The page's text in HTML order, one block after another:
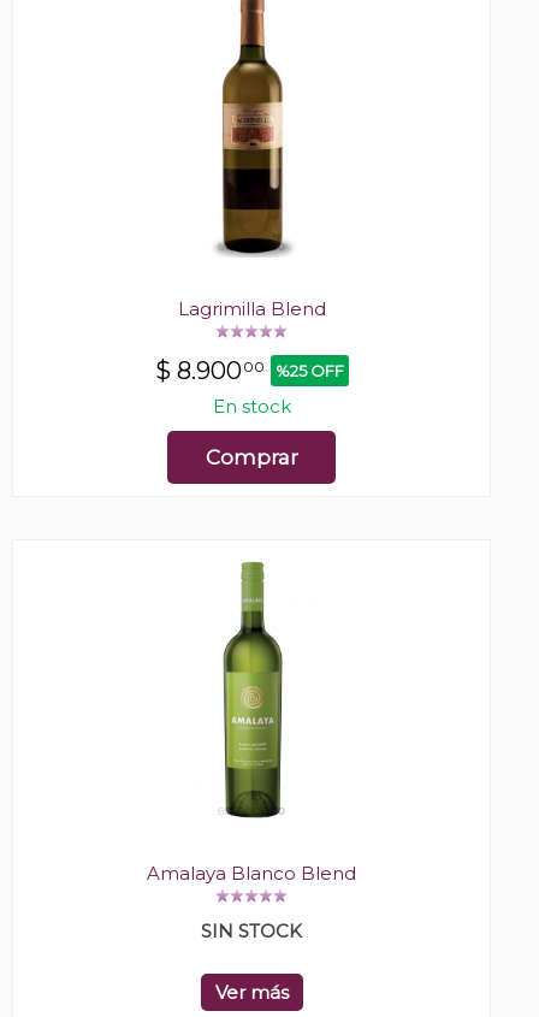
Lagrimilla Blend
$ 8.90000 %25 OFF
En stock
Comprar
Amalaya Blanco Blend
SIN STOCK
Ver más